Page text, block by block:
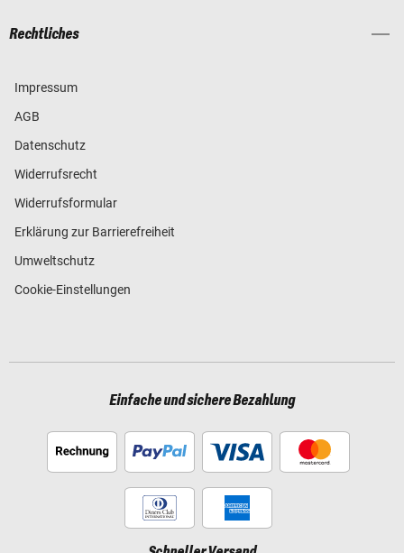
Rechtliches
Impressum
AGB
Datenschutz
Widerrufsrecht
Widerrufsformular
Erklärung zur Barrierefreiheit
Umweltschutz
Cookie-Einstellungen
Einfache und sichere Bezahlung